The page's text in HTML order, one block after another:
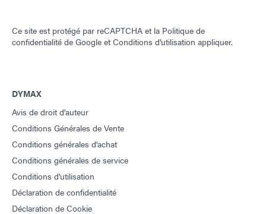
Ce site est protégé par reCAPTCHA et la Politique de
confidentialité de Google etConditions d'utilisation appliquer.
DYMAX
Avis de droit d'auteur
Conditions Générales de Vente
Conditions générales d'achat
Conditions générales de service
Conditions d'utilisation
Déclaration de confidentialité
Déclaration de Cookie